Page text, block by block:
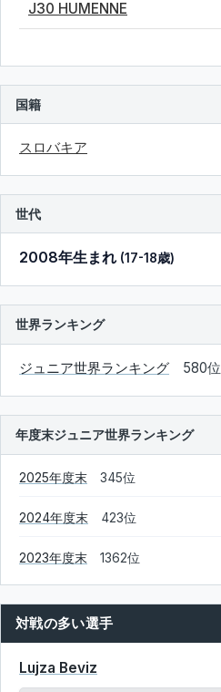
J30 HUMENNE
国籍
スロバキア
世代
2008年生まれ (17-18歳)
世界ランキング
ジュニア世界ランキング 580位
年度末ジュニア世界ランキング
2025年度末 345位
2024年度末 423位
2023年度末 1362位
対戦の多い選手
Lujza Beviz